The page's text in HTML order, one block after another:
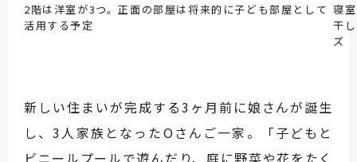
2階は洋室が3つ。正面の部屋は将来的に子ども部屋として
活用する予定
寝
干
ズ
新しい住まいが完成する3ヶ月前に娘さんが誕生
し、3人家族となったOさんご一家。「子どもと
ビニールプールで遊んだり、庭に野菜や花をたく